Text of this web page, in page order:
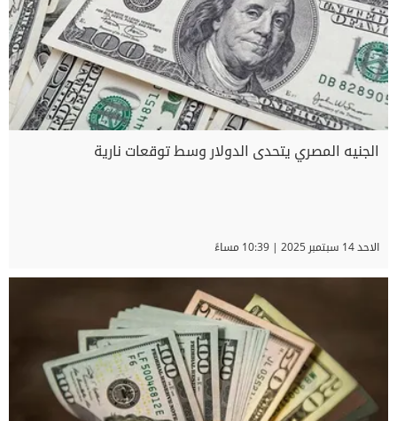
الجنيه المصري يتحدى الدولار وسط توقعات نارية
الاحد 14 سبتمبر 2025 | 10:39 مساءً